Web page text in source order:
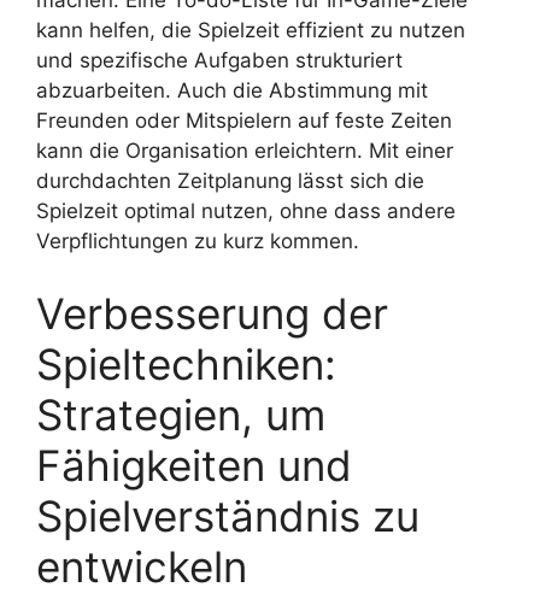
kann helfen, die Spielzeit effizient zu nutzen
und spezifische Aufgaben strukturiert
abzuarbeiten. Auch die Abstimmung mit
Freunden oder Mitspielern auf feste Zeiten
kann die Organisation erleichtern. Mit einer
durchdachten Zeitplanung lässt sich die
Spielzeit optimal nutzen, ohne dass andere
Verpflichtungen zu kurz kommen.
Verbesserung der
Spieltechniken:
Strategien, um
Fähigkeiten und
Spielverständnis zu
entwickeln